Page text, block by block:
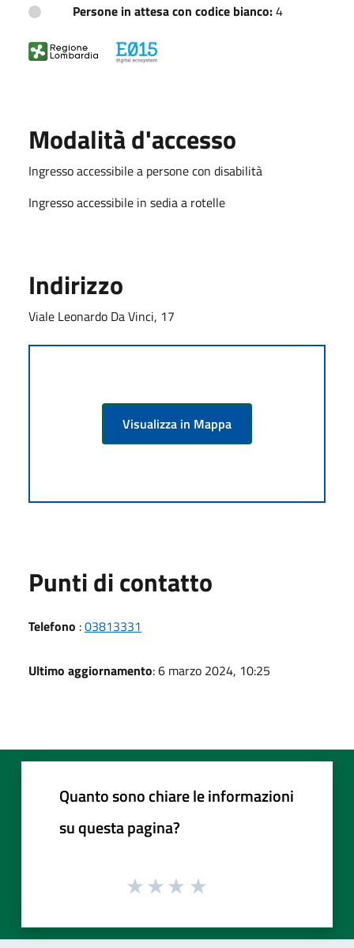
Persone in attesa con codice bianco:4
Modalità d'accesso
Ingresso accessibile a persone con disabilità
Ingresso accessibile in sedia a rotelle
Indirizzo
Viale Leonardo Da Vinci, 17
Visualizza in Mappa
Punti di contatto
Telefono :03813331
Ultimo aggiornamento: 6 marzo 2024, 10:25
Quanto sono chiare le informazioni
su questa pagina?